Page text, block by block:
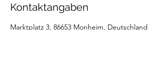
Kontaktangaben
Marktplatz 3, 86653 Monheim, Deutschland